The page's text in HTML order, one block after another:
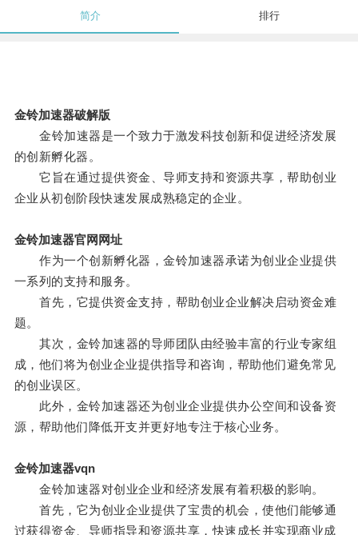
简介 排行
金铃加速器破解版
金铃加速器是一个致力于激发科技创新和促进经济发展
的创新孵化器。
它旨在通过提供资金、导师支持和资源共享，帮助创业
企业从初创阶段快速发展成熟稳定的企业。
金铃加速器官网网址
作为一个创新孵化器，金铃加速器承诺为创业企业提供
一系列的支持和服务。
首先，它提供资金支持，帮助创业企业解决启动资金难
题。
其次，金铃加速器的导师团队由经验丰富的行业专家组
成，他们将为创业企业提供指导和咨询，帮助他们避免常见
的创业误区。
此外，金铃加速器还为创业企业提供办公空间和设备资
源，帮助他们降低开支并更好地专注于核心业务。
金铃加速器vqn
金铃加速器对创业企业和经济发展有着积极的影响。
首先，它为创业企业提供了宝贵的机会，使他们能够通
过获得资金、导师指导和资源共享，快速成长并实现商业成